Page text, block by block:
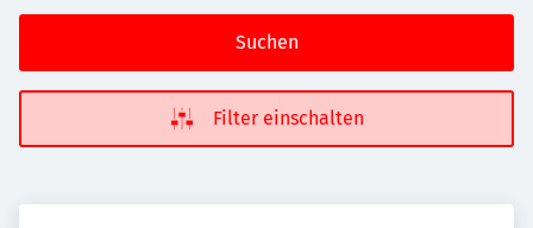
Suchen
Filter einschalten